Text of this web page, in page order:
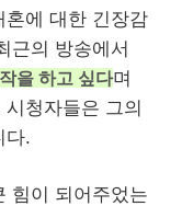
혼에 대한 긴장감
근의 방송에서
을 하고 싶다며
청자들은 그의
다.
힘이 되어주었는